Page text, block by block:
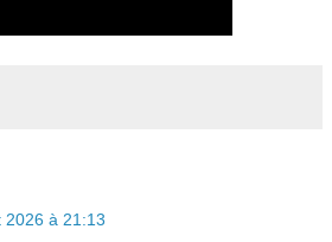
2026 à 21:13